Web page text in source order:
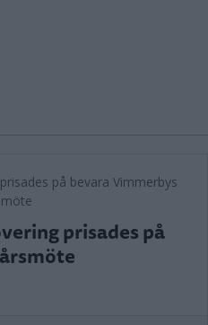
prisades på